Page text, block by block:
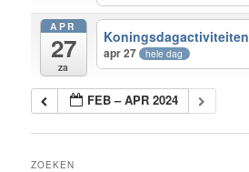
APR
27
za
Koningsdagactiviteiten
apr 27 hele dag
FEB – APR 2024
ZOEKEN